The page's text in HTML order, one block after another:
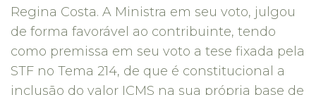
Regina Costa. A Ministra em seu voto, julgou
de forma favorável ao contribuinte, tendo
como premissa em seu voto a tese fixada pela
STF no Tema 214, de que é constitucional a
inclusão do valor ICMS na sua própria base de